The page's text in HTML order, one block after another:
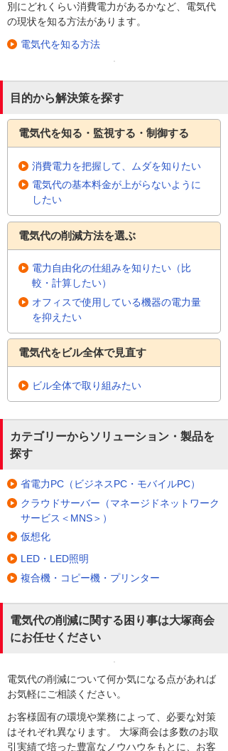
別にどれくらい消費電力があるかなど、電気代
の現状を知る方法があります。
電気代を知る方法
目的から解決策を探す
電気代を知る・監視する・制御する
消費電力を把握して、ムダを知りたい
電気代の基本料金が上がらないように
したい
電気代の削減方法を選ぶ
電力自由化の仕組みを知りたい（比
較・計算したい）
オフィスで使用している機器の電力量
を抑えたい
電気代をビル全体で見直す
ビル全体で取り組みたい
カテゴリーからソリューション・製品を
探す
省電力PC（ビジネスPC・モバイルPC）
クラウドサーバー（マネージドネットワーク
サービス＜MNS＞）
仮想化
LED・LED照明
複合機・コピー機・プリンター
電気代の削減に関する困り事は大塚商会
にお任せください
電気代の削減について何か気になる点があれば
お気軽にご相談ください。
お客様固有の環境や業務によって、必要な対策
はそれぞれ異なります。 大塚商会は多数のお取
引実績で培った豊富なノウハウをもとに、お客